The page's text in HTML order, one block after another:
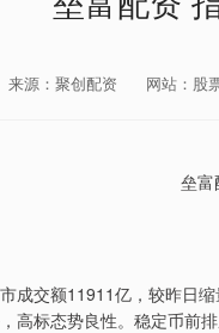
来源：聚创配资 网站：股
成交额11911亿，较昨日
高标态势良性。稳定币前